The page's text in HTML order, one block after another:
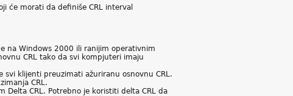
će morati da definiše CRL interval
na Windows 2000 ili ranijim operativnim
CRL tako da svi kompjuteri imaju
svi klijenti preuzimati ažuriranu osnovnu CRL.
CRL.
Delta CRL. Potrebno je koristiti delta CRL da